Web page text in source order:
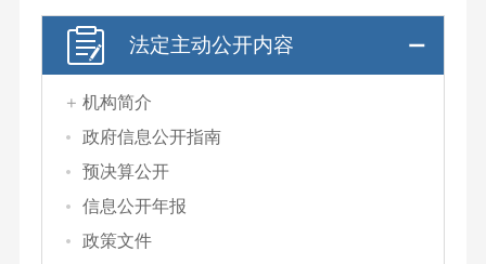
法定主动公开内容
机构简介
政府信息公开指南
预决算公开
信息公开年报
政策文件